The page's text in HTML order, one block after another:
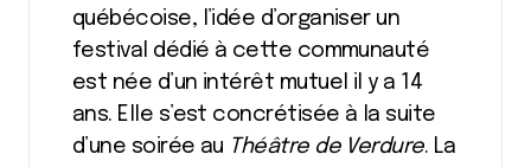
québécoise, l’idée d’organiser un
festival dédié à cette communauté
est née d’un intérêt mutuel il y a 14
ans. Elle s’est concrétisée à la suite
d’une soirée au Théâtre de Verdure. La